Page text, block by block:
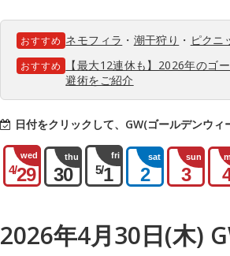
おすすめ ネモフィラ ・ 潮干狩り ・ ピクニ
おすすめ
【最大12連休も】2026年のゴ
避術をご紹介
日付をクリックして、GW(ゴールデンウ
wed
4/29
thu
30
fri
5/1
sat
2
sun
3
2026年4月30日(木)